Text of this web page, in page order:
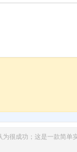
为很成功；这是一款简